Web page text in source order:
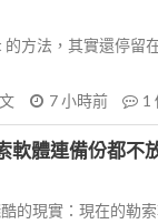
方法，其實還停留
7 小時前 1
軟體連備份都不
的現實：現在的勒